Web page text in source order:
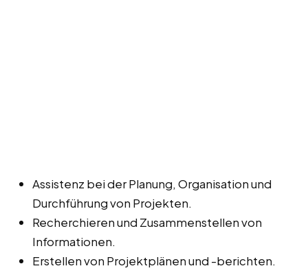
Assistenz bei der Planung, Organisation und
Durchführung von Projekten.
Recherchieren und Zusammenstellen von
Informationen.
Erstellen von Projektplänen und -berichten.